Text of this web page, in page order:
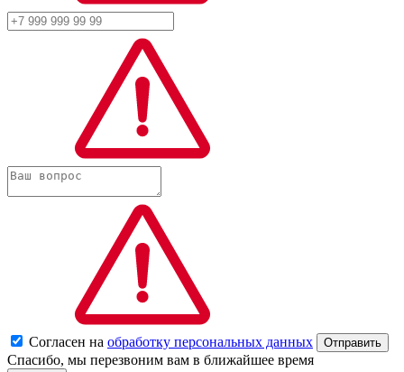
Согласен на обработку персональных данных
Спасибо, мы перезвоним вам в ближайшее время